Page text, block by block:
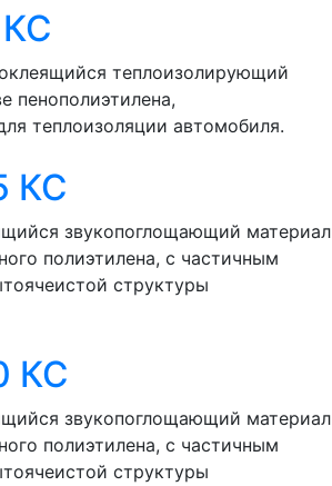
теплоизолирующий
пенополиэтилена,
теплоизоляции автомобиля.
КС
звукопоглощающий материал
полиэтилена, с частичным
структуры
КС
звукопоглощающий материал
полиэтилена, с частичным
структуры